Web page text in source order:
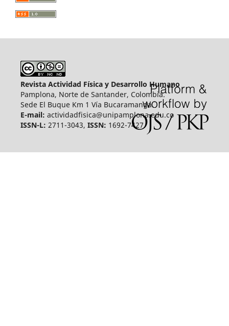
Revista Actividad Física y Desarrollo Humano
Pamplona, Norte de Santander, Colombia.
Sede El Buque Km 1 Vía Bucaramanga.
E-mail: actividadfisica@unipamplona.edu.co
ISSN-L: 2711-3043, ISSN: 1692-7427.